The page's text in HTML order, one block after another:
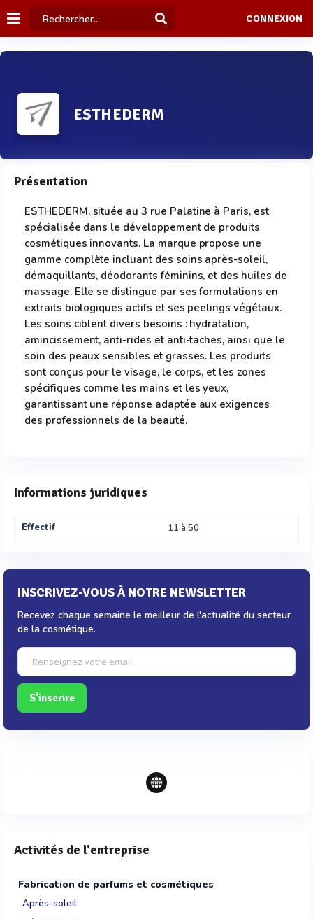
CONNEXION
ESTHEDERM
Présentation
ESTHEDERM, située au 3 rue Palatine à Paris, est
spécialisée dans le développement de produits
cosmétiques innovants. La marque propose une
gamme complète incluant des soins après-soleil,
démaquillants, déodorants féminins, et des huiles de
massage. Elle se distingue par ses formulations en
extraits biologiques actifs et ses peelings végétaux.
Les soins ciblent divers besoins : hydratation,
amincissement, anti-rides et anti-taches, ainsi que le
soin des peaux sensibles et grasses. Les produits
sont conçus pour le visage, le corps, et les zones
spécifiques comme les mains et les yeux,
garantissant une réponse adaptée aux exigences
des professionnels de la beauté.
Informations juridiques
Effectif 11 à 50
INSCRIVEZ-VOUS À NOTRE NEWSLETTER
Recevez chaque semaine le meilleur de l'actualité du secteur
de la cosmétique.
S'inscrire
Activités de l'entreprise
Fabrication de parfums et cosmétiques
Après-soleil